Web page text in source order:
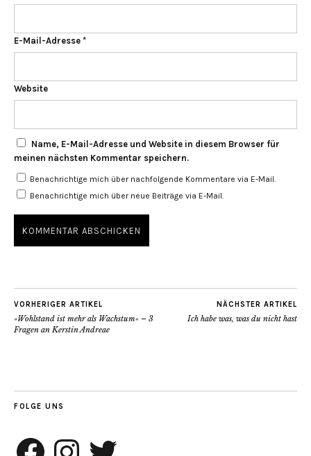
E-Mail-Adresse *
Website
Name, E-Mail-Adresse und Website in diesem Browser für
meinen nächsten Kommentar speichern.
Benachrichtige mich über nachfolgende Kommentare via E-Mail.
Benachrichtige mich über neue Beiträge via E-Mail.
VORHERIGER ARTIKEL
»Wohlstand ist mehr als Wachstum« – 3
Fragen an Kerstin Andreae
NÄCHSTER ARTIKEL
Ich habe was, was du nicht hast
FOLGE UNS
Facebook InstagramTwitter